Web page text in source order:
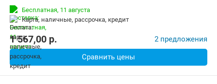
Длина шланга высокого давления :
Бесплатная, 11 августа
карта, наличные, рассрочка, кредит
1 567,00 p. 2 предложения
Сравнить цены